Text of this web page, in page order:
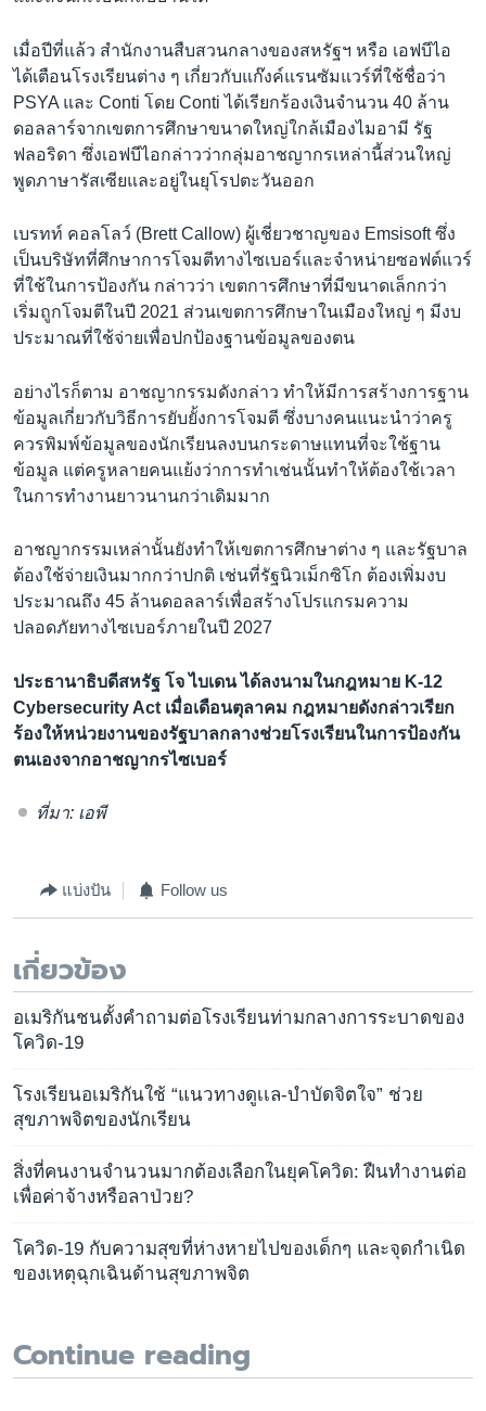
เมื่อปีที่แล้ว สำนักงานสืบสวนกลางของสหรัฐฯ หรือ เอฟบีไอ
ได้เตือนโรงเรียนต่าง ๆ เกี่ยวกับแก๊งค์แรนซัมแวร์ที่ใช้ชื่อว่า
PSYA และ Conti โดย Conti ได้เรียกร้องเงินจำนวน 40 ล้าน
ดอลลาร์จากเขตการศึกษาขนาดใหญ่ใกล้เมืองไมอามี รัฐ
ฟลอริดา ซึ่งเอฟบีไอกล่าวว่ากลุ่มอาชญากรเหล่านี้ส่วนใหญ่
พูดภาษารัสเซียและอยู่ในยุโรปตะวันออก
เบรทท์ คอลโลว์ (Brett Callow) ผู้เชี่ยวชาญของ Emsisoft ซึ่ง
เป็นบริษัทที่ศึกษาการโจมตีทางไซเบอร์และจำหน่ายซอฟต์แวร์
ที่ใช้ในการป้องกัน กล่าวว่า เขตการศึกษาที่มีขนาดเล็กกว่า
เริ่มถูกโจมตีในปี 2021 ส่วนเขตการศึกษาในเมืองใหญ่ ๆ มีงบ
ประมาณที่ใช้จ่ายเพื่อปกป้องฐานข้อมูลของตน
อย่างไรก็ตาม อาชญากรรมดังกล่าว ทำให้มีการสร้างการฐาน
ข้อมูลเกี่ยวกับวิธีการยับยั้งการโจมตี ซึ่งบางคนแนะนำว่าครู
ควรพิมพ์ข้อมูลของนักเรียนลงบนกระดาษแทนที่จะใช้ฐาน
ข้อมูล แต่ครูหลายคนแย้งว่าการทำเช่นนั้นทำให้ต้องใช้เวลา
ในการทำงานยาวนานกว่าเดิมมาก
อาชญากรรมเหล่านั้นยังทำให้เขตการศึกษาต่าง ๆ และรัฐบาล
ต้องใช้จ่ายเงินมากกว่าปกติ เช่นที่รัฐนิวเม็กซิโก ต้องเพิ่มงบ
ประมาณถึง 45 ล้านดอลลาร์เพื่อสร้างโปรแกรมความ
ปลอดภัยทางไซเบอร์ภายในปี 2027
ประธานาธิบดีสหรัฐ โจ ไบเดน ได้ลงนามในกฎหมาย K-12
Cybersecurity Act เมื่อเดือนตุลาคม กฎหมายดังกล่าวเรียก
ร้องให้หน่วยงานของรัฐบาลกลางช่วยโรงเรียนในการป้องกัน
ตนเองจากอาชญากรไซเบอร์
ที่มา: เอพี
แบ่งปัน Follow us
เกี่ยวข้อง
อเมริกันชนตั้งคำถามต่อโรงเรียนท่ามกลางการระบาดของ
โควิด-19
โรงเรียนอเมริกันใช้ “แนวทางดูเเล-บำบัดจิตใจ” ช่วย
สุขภาพจิตของนักเรียน
สิ่งที่คนงานจำนวนมากต้องเลือกในยุคโควิด: ฝืนทำงานต่อ
เพื่อค่าจ้างหรือลาป่วย?
โควิด-19 กับความสุขที่ห่างหายไปของเด็กๆ และจุดกำเนิด
ของเหตุฉุกเฉินด้านสุขภาพจิต
Continue reading